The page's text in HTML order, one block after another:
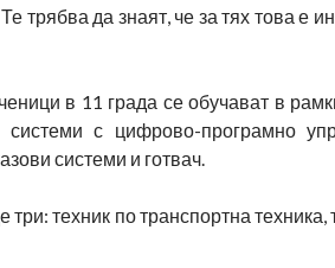
трябва да знаят, че за тях това е
в 11 града се обучават в
с цифрово-програмно
системи и готвач.
техник по транспортна техника,